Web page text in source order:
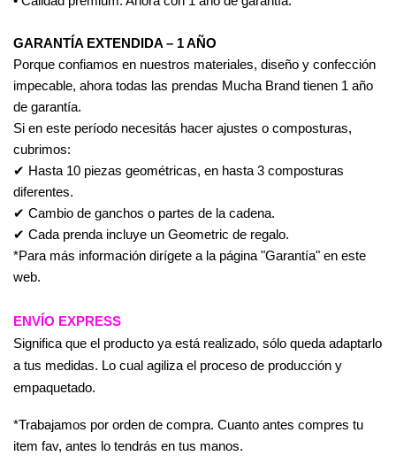
GARANTÍA EXTENDIDA – 1 AÑO
Porque confiamos en nuestros materiales, diseño y confección
impecable, ahora todas las prendas Mucha Brand tienen 1 año
de garantía.
Si en este período necesitás hacer ajustes o composturas,
cubrimos:
✔ Hasta 10 piezas geométricas, en hasta 3 composturas
diferentes.
✔ Cambio de ganchos o partes de la cadena.
✔ Cada prenda incluye un Geometric de regalo.
*Para más información dirígete a la página "Garantía" en este
web.
ENVÍO EXPRESS
Significa que el producto ya está realizado, sólo queda adaptarlo
a tus medidas. Lo cual agiliza el proceso de producción y
empaquetado.
*Trabajamos por orden de compra. Cuanto antes compres tu
item fav, antes lo tendrás en tus manos.